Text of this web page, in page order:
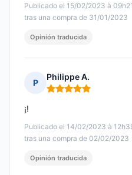
Publicado el 15/02/2023 à 09h21
tras una compra de 31/01/2023
Opinión traducida
P
Philippe A.
Nota: 5 de 5
Publicado el 14/02/2023 à
tras una compra de 02/02/2023
¡!
Opinión traducida